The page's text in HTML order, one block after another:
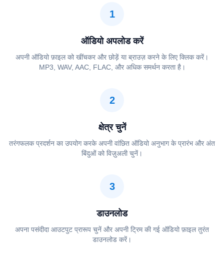
1
ऑडियो अपलोड करें
अपनी ऑडियो फ़ाइल को खींचकर और छोड़ें या ब्राउज़ करने के लिए क्लिक करें।
MP3, WAV, AAC, FLAC, और अधिक समर्थन करता है।
2
क्षेत्र चुनें
तरंगफलक प्रदर्शन का उपयोग करके अपनी वांछित ऑडियो अनुभाग के प्रारंभ और अंत
बिंदुओं को विज़ुअली चुनें।
3
डाउनलोड
अपना पसंदीदा आउटपुट प्रारूप चुनें और अपनी ट्रिम की गई ऑडियो फ़ाइल तुरंत
डाउनलोड करें।